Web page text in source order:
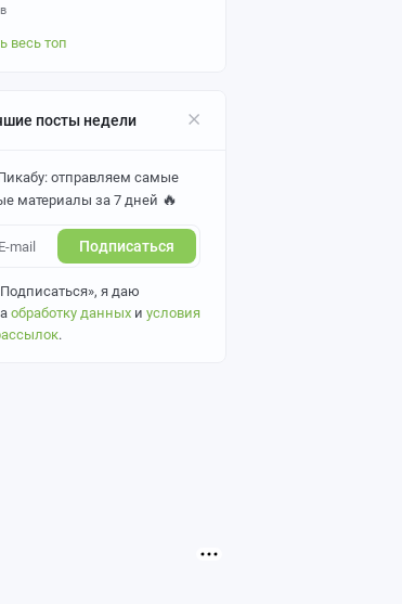
весь топ
посты недели
отправляем самые
материалы за 7 дней 🔥
Подписаться
я даю
обработку данных и условия
.